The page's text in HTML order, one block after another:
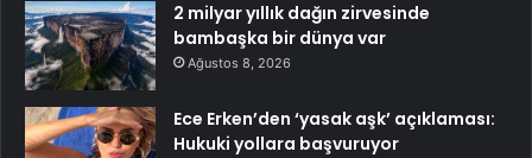
2 milyar yıllık dağın zirvesinde
bambaşka bir dünya var
Ağustos 8, 2026
Ece Erken’den ‘yasak aşk’ açıklaması:
Hukuki yollara başvuruyor